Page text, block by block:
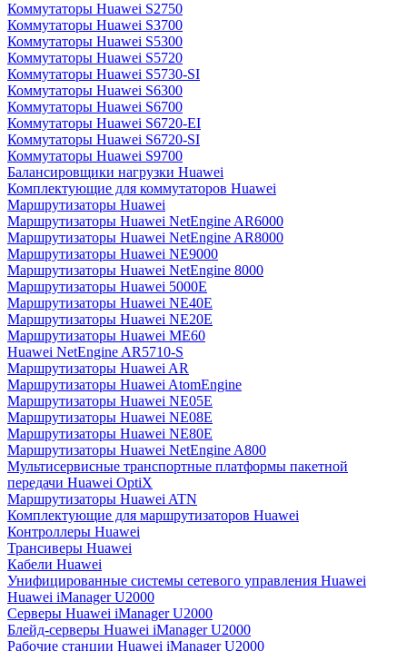
Коммутаторы Huawei S2750
Коммутаторы Huawei S3700
Коммутаторы Huawei S5300
Коммутаторы Huawei S5720
Коммутаторы Huawei S5730-SI
Коммутаторы Huawei S6300
Коммутаторы Huawei S6700
Коммутаторы Huawei S6720-EI
Коммутаторы Huawei S6720-SI
Коммутаторы Huawei S9700
Балансировщики нагрузки Huawei
Комплектующие для коммутаторов Huawei
Маршрутизаторы Huawei
Маршрутизаторы Huawei NetEngine AR6000
Маршрутизаторы Huawei NetEngine AR8000
Маршрутизаторы Huawei NE9000
Маршрутизаторы Huawei NetEngine 8000
Маршрутизаторы Huawei 5000E
Маршрутизаторы Huawei NE40E
Маршрутизаторы Huawei NE20E
Маршрутизаторы Huawei ME60
Huawei NetEngine AR5710-S
Маршрутизаторы Huawei AR
Маршрутизаторы Huawei AtomEngine
Маршрутизаторы Huawei NE05E
Маршрутизаторы Huawei NE08E
Маршрутизаторы Huawei NE80E
Маршрутизаторы Huawei NetEngine A800
Мультисервисные транспортные платформы пакетной
передачи Huawei OptiX
Маршрутизаторы Huawei ATN
Комплектующие для маршрутизаторов Huawei
Контроллеры Huawei
Трансиверы Huawei
Кабели Huawei
Унифицированные системы сетевого управления Huawei
Huawei iManager U2000
Серверы Huawei iManager U2000
Блейд-серверы Huawei iManager U2000
Рабочие станции Huawei iManager U2000